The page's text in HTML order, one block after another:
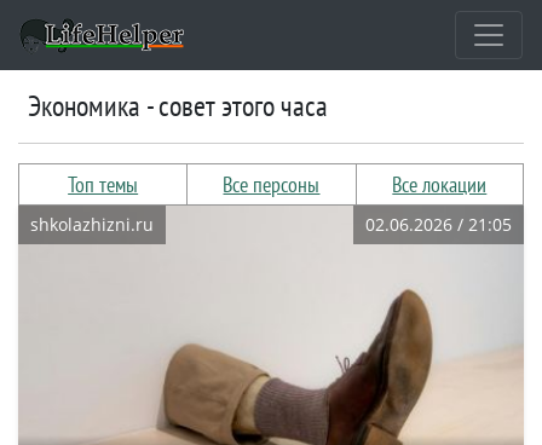
Экономика - совет этого часа
Топ темы Все персоны Все локации
shkolazhizni.ru 02.06.2026 / 21:05